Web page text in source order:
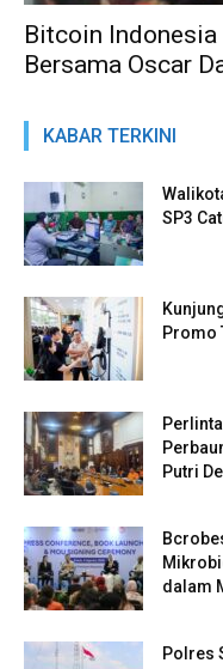
Bitcoin
Bersama Oscar
KABAR TERKINI
SP3
Promo
Putri
dalam
Polres